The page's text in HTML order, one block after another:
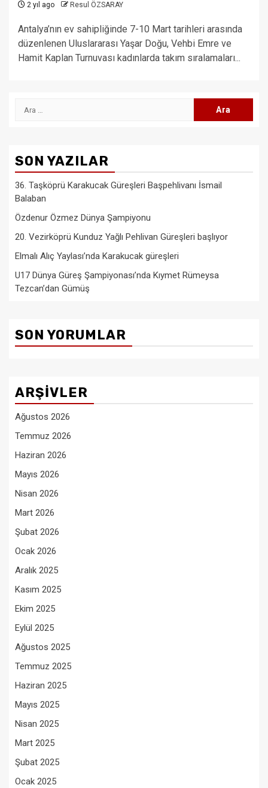
2 yıl ago Resul ÖZSARAY
Antalya’nın ev sahipliğinde 7-10 Mart tarihleri arasında
düzenlenen Uluslararası Yaşar Doğu, Vehbi Emre ve
Hamit Kaplan Turnuvası kadınlarda takım sıralamaları...
Arama:
SON YAZILAR
36. Taşköprü Karakucak Güreşleri Başpehlivanı İsmail
Balaban
Özdenur Özmez Dünya Şampiyonu
20. Vezirköprü Kunduz Yağlı Pehlivan Güreşleri başlıyor
Elmalı Alıç Yaylası’nda Karakucak güreşleri
U17 Dünya Güreş Şampiyonası’nda Kıymet Rümeysa
Tezcan’dan Gümüş
SON YORUMLAR
ARŞIVLER
Ağustos 2026
Temmuz 2026
Haziran 2026
Mayıs 2026
Nisan 2026
Mart 2026
Şubat 2026
Ocak 2026
Aralık 2025
Kasım 2025
Ekim 2025
Eylül 2025
Ağustos 2025
Temmuz 2025
Haziran 2025
Mayıs 2025
Nisan 2025
Mart 2025
Şubat 2025
Ocak 2025